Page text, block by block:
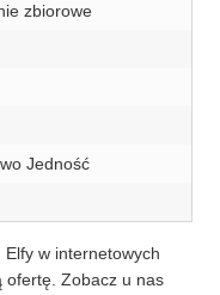
zbiorowe
Jedność
w internetowych
ofertę. Zobacz u nas